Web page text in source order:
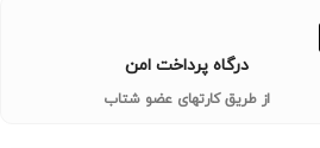
درگاه پرداخت امن
از طریق کارتهای عضو شتاب